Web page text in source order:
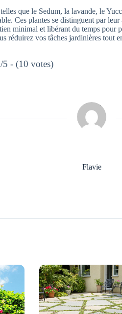
que le Sedum, la lavande, le
Ces plantes se distinguent par
minimal et libérant du temps
réduirez vos tâches jardinières tout
5 - (10 votes)
Flavie